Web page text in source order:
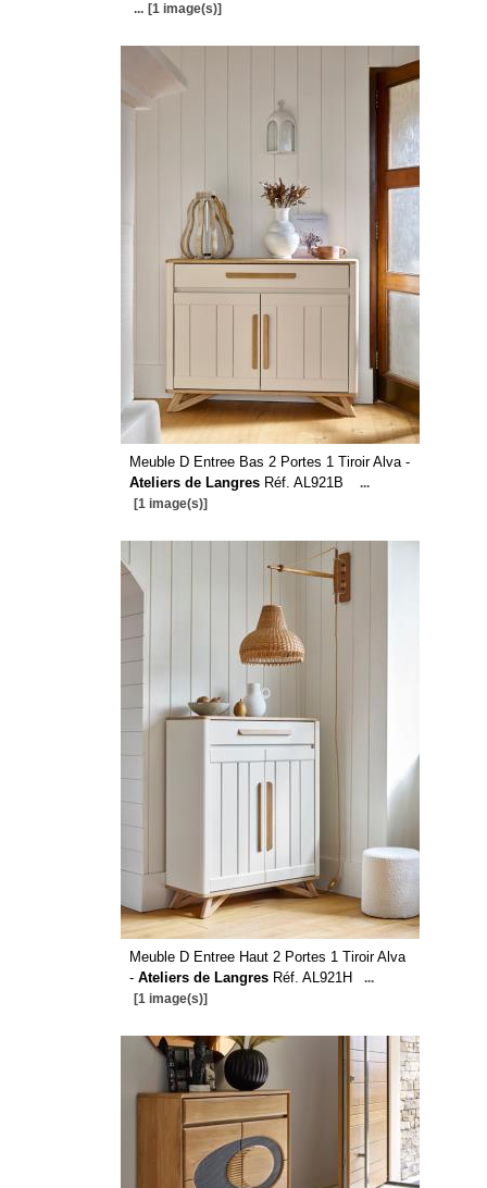
... [1 image(s)]
Meuble D Entree Bas 2 Portes 1 Tiroir Alva -
Ateliers de LangresRéf. AL921B
...
[1 image(s)]
Meuble D Entree Haut 2 Portes 1 Tiroir Alva
- Ateliers de LangresRéf. AL921H
...
[1 image(s)]